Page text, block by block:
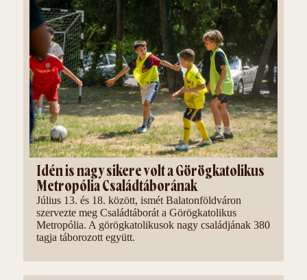
Idén is nagy sikere volt a Görögkatolikus
Metropólia Családtáborának
Július 13. és 18. között, ismét Balatonföldváron
szervezte meg Családtáborát a Görögkatolikus
Metropólia. A görögkatolikusok nagy családjának 380
tagja táborozott együtt.